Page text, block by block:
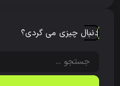
دنبال چیزی می گردی؟